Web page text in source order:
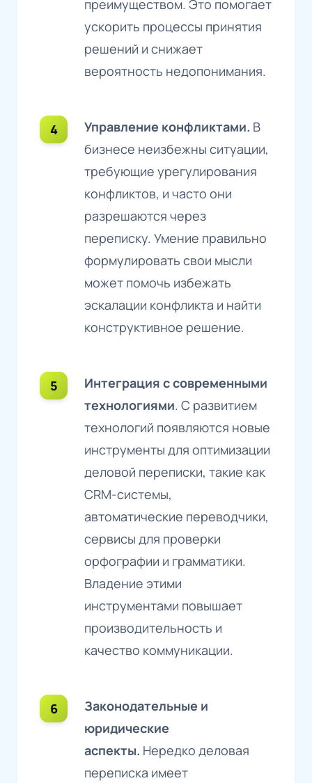
преимуществом. Это помогает
ускорить процессы принятия
решений и снижает
вероятность недопонимания.
Управление конфликтами. В
бизнесе неизбежны ситуации,
требующие урегулирования
конфликтов, и часто они
разрешаются через
переписку. Умение правильно
формулировать свои мысли
может помочь избежать
эскалации конфликта и найти
конструктивное решение.
Интеграция с современными
технологиями. С развитием
технологий появляются новые
инструменты для оптимизации
деловой переписки, такие как
CRM-системы,
автоматические переводчики,
сервисы для проверки
орфографии и грамматики.
Владение этими
инструментами повышает
производительность и
качество коммуникации.
Законодательные и
юридические
аспекты. Нередко деловая
переписка имеет